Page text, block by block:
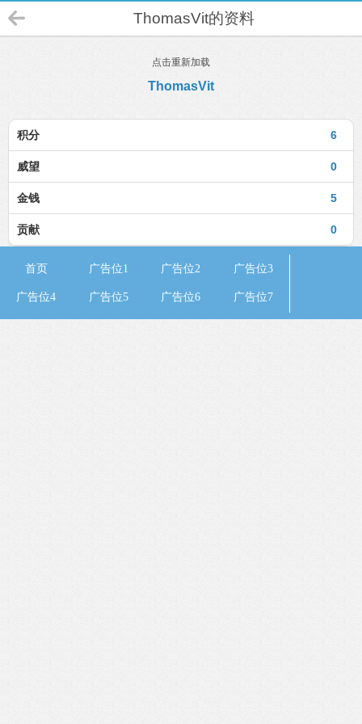
ThomasVit的资料
点击重新加载
ThomasVit
6
积分
0
威望
5
金钱
0
贡献
首页 广告位1 广告位2 广告位3
广告位4 广告位5 广告位6 广告位7